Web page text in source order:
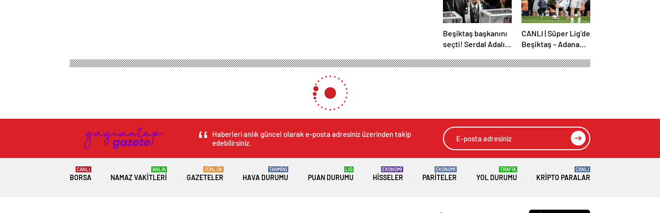
Beşiktaş başkanını
seçti! Serdal Adalı
CANLI | Süper Lig’de
Beşiktaş – Adana
Gökdeniz Karadeniz Rusya’da FNL-2’de ayın antrenörü seçildi
Gökdeniz Karadeniz Rusya’da FNL-2’de ayın antrenörü seçildi